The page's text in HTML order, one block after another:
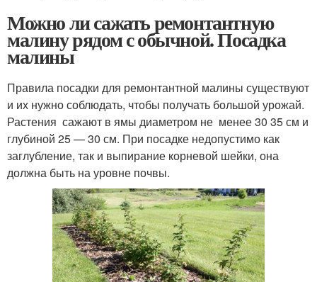
Можно ли сажать ремонтантную
малину рядом с обычной. Посадка
малины
Правила посадки для ремонтантной малины существуют
и их нужно соблюдать, чтобы получать большой урожай.
Растения сажают в ямы диаметром не менее 30 35 см и
глубиной 25 — 30 см. При посадке недопустимо как
заглубление, так и выпирание корневой шейки, она
должна быть на уровне почвы.